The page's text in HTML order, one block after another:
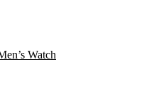
Watch